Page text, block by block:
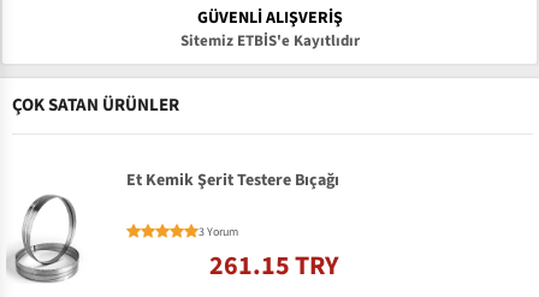
GÜVENLI ALIŞVERIŞ
Sitemiz ETBİS'e Kayıtlıdır
ÇOK SATAN ÜRÜNLER
Et Kemik Şerit Testere Bıçağı
3 Yorum
261.15 TRY